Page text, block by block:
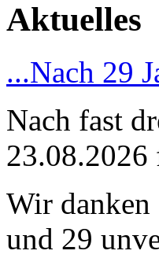
Aktuelles
...Nach 29
Nach fast
Wir danken
und 29